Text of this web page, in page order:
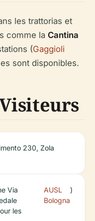
les trattorias et
comme la Cantina
(Gaggioli
sont disponibles.
230, Zola
Via
les
AUSL
Bologna
)